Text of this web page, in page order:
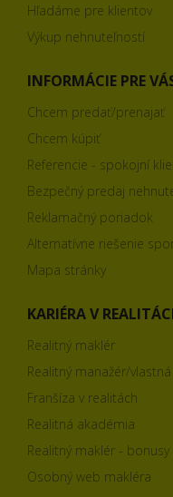
Hľadáme pre klientov
Výkup nehnuteľností
INFORMÁCIE PRE
Chcem predať/prenajať
Chcem kúpiť
Referencie - spokojní
Bezpečný predaj
Reklamačný poriadok
Alternatívne riešenie
Mapa stránky
KARIÉRA V
Realitný maklér
Realitný manažér/
Franšíza v realitách
Realitná akadémia
Realitný maklér - bonusy
Osobný web makléra